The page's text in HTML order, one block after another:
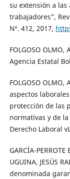
su extensión a
trabajadores",
Nº. 412, 2017,
FOLGOSO
Agencia Estatal
FOLGOSO
aspectos
protección de las
normativas y de
Derecho Laboral
GARCÍA-
UGUINA, JESÚS
denominada